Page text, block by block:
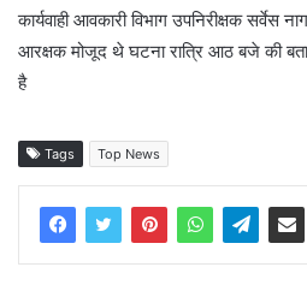
कार्यवाही आवकारी विभाग उपनिरीक्षक सर्वेस
आरक्षक मोजूद थे घटना रात्रि आठ बजे की बतायी
है
Tags Top News